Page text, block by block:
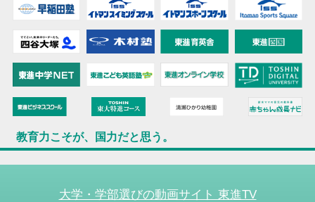
教育力こそが、国力だと思う。
大学・学部選びの動画サイト 東進TV